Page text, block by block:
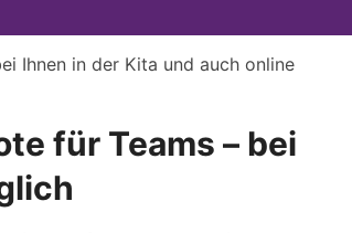
Ihnen in der Kita und auch online
für Teams – bei